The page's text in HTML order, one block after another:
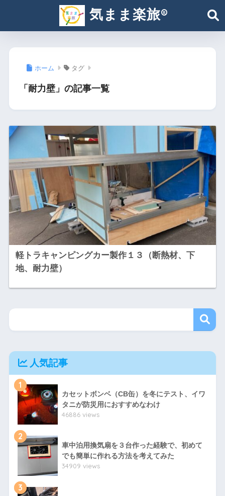
気まま楽旅®︎
ホーム タグ
「耐力壁」の記事一覧
軽トラキャンピングカー製作１３（断熱材、下
地、耐力壁）
人気記事
1
カセットボンベ（CB缶）を冬にテスト、イワ
タニが防災用におすすめなわけ
46886 views
2
車中泊用換気扇を３台作った経験で、初めて
でも簡単に作れる方法を考えてみた
34909 views
3